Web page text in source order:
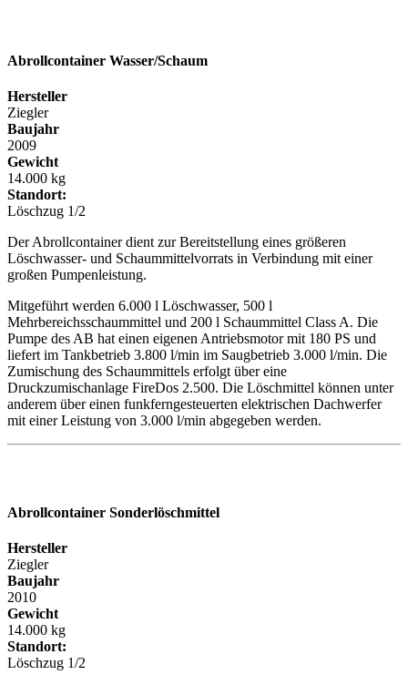
Abrollcontainer Wasser/Schaum
Hersteller
Ziegler
Baujahr
2009
Gewicht
14.000 kg
Standort:
Löschzug 1/2
Der Abrollcontainer dient zur Bereitstellung eines größeren
Löschwasser- und Schaummittelvorrats in Verbindung mit einer
großen Pumpenleistung.
Mitgeführt werden 6.000 l Löschwasser, 500 l
Mehrbereichsschaummittel und 200 l Schaummittel Class A. Die
Pumpe des AB hat einen eigenen Antriebsmotor mit 180 PS und
liefert im Tankbetrieb 3.800 l/min im Saugbetrieb 3.000 l/min. Die
Zumischung des Schaummittels erfolgt über eine
Druckzumischanlage FireDos 2.500. Die Löschmittel können unter
anderem über einen funkferngesteuerten elektrischen Dachwerfer
mit einer Leistung von 3.000 l/min abgegeben werden.
Abrollcontainer Sonderlöschmittel
Hersteller
Ziegler
Baujahr
2010
Gewicht
14.000 kg
Standort:
Löschzug 1/2